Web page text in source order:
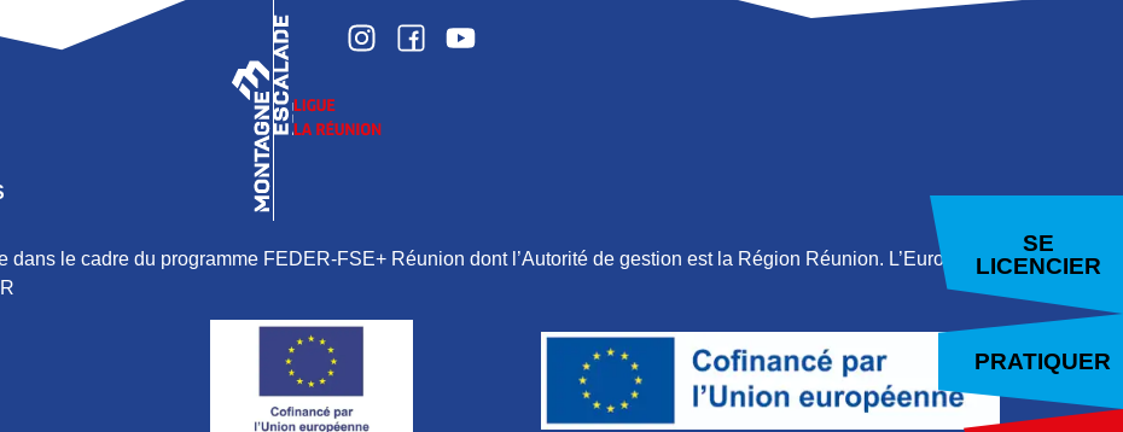
SE
LICENCIER
PRATIQUER
le cadre du programme FEDER-FSE+ Réunion dont l’Autorité de gestion est la Région Réunion. L’Europe